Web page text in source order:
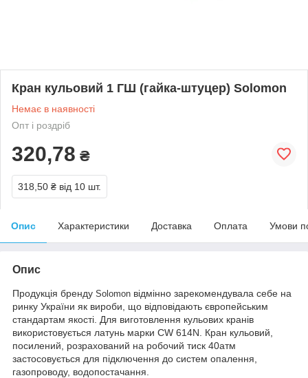
Кран кульовий 1 ГШ (гайка-штуцер) Solomon
Немає в наявності
Опт і роздріб
320,78 ₴
318,50 ₴ від 10 шт.
Опис Характеристики Доставка Оплата Умови
Опис
Продукція бренду Solomon відмінно зарекомендувала себе на
ринку України як вироби, що відповідають європейським
стандартам якості. Для виготовлення кульових кранів
використовується латунь марки CW 614N.
Кран кульовий,
посилений, розрахований на робочий тиск 40атм
застосовується для підключення до систем опалення,
газопроводу, водопостачання.